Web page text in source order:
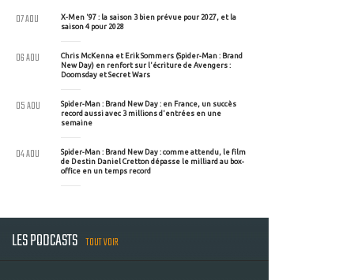
X-Men '97 : la saison 3 bien prévue pour 2027, et la
saison 4 pour 2028
07 AOU
Chris McKenna et Erik Sommers (Spider-Man : Brand
New Day) en renfort sur l'écriture de Avengers :
Doomsday et Secret Wars
06 AOU
Spider-Man : Brand New Day : en France, un succès
record aussi avec 3 millions d'entrées en une
semaine
05 AOU
Spider-Man : Brand New Day : comme attendu, le film
de Destin Daniel Cretton dépasse le milliard au box-
office en un temps record
04 AOU
LES PODCASTS TOUT VOIR